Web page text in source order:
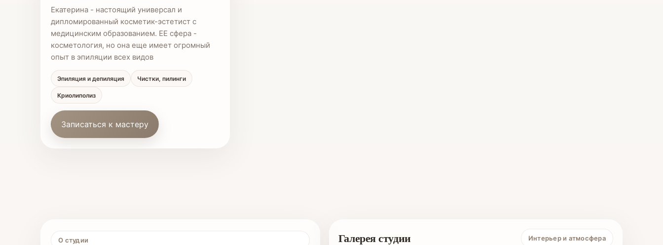
Екатерина - настоящий универсал и
дипломированный косметик-эстетист с
медицинским образованием. ЕЕ сфера -
косметология, но она еще имеет огромный
опыт в эпиляции всех видов
Эпиляция и депиляция Чистки, пилинги
Криолиполиз
Записаться к мастеру
О студии Галерея студии Интерьер и атмосфера